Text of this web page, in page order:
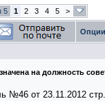
5 1 2 3 4 5 >
на должность
№46 от 23.11.2012